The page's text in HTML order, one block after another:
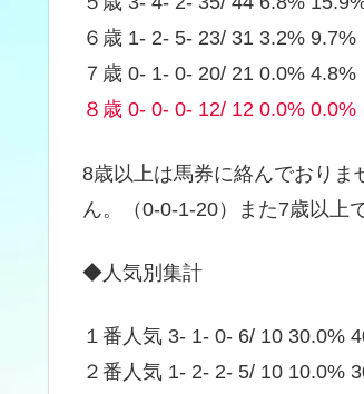
６歳 1- 2- 5- 23/ 31 3.2% 9.7%
７歳 0- 1- 0- 20/ 21 0.0% 4.8%
８歳 0- 0- 0- 12/ 12 0.0% 0.0%
8歳以上は馬券に絡んでおり
ん。（0-0-1-20）また7歳以上
◆人気別集計
１番人気 3- 1- 0- 6/ 10 30.0%
２番人気 1- 2- 2- 5/ 10 10.0%